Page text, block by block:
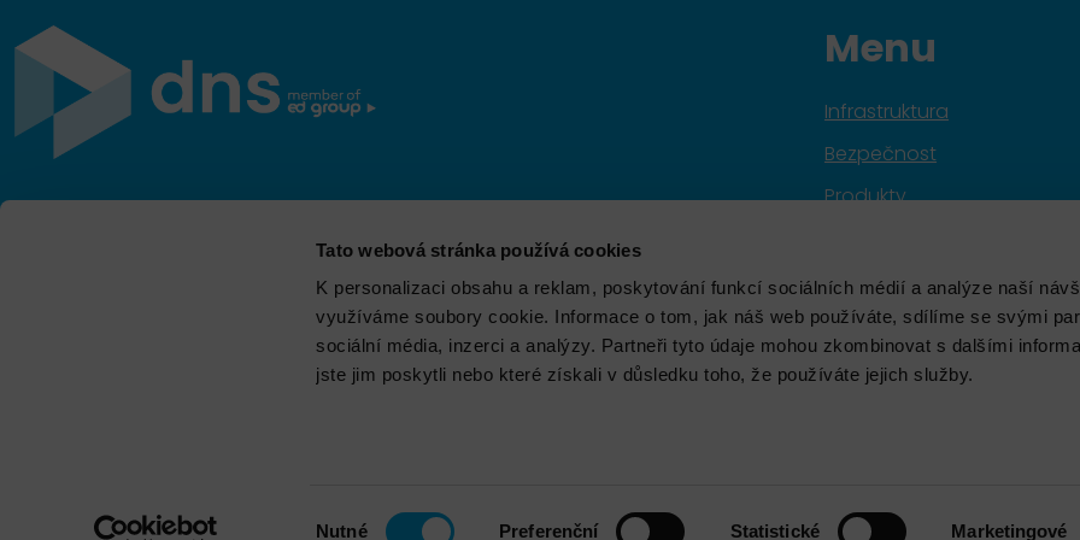
Tato webová stránka používá cookies
K personalizaci obsahu a reklam, poskytování funkcí sociálních médií a analýze naší
využíváme soubory cookie. Informace o tom, jak náš web používáte, sdílíme se svými
sociální média, inzerci a analýzy. Partneři tyto údaje mohou zkombinovat s dalšími
jste jim poskytli nebo které získali v důsledku toho, že používáte jejich služby.
Nutné Preferenční Statistické Marketingové
Menu
Infrastruktura
Bezpečnost
Produkty
Značky
Školení
Aktuality
IT, obchodu, softwarových řešení, komunikace, e-
commerce a technologií s 30 lety zkušeností, více než
700 odborníky a tržbami přesahujícími 16 miliard.